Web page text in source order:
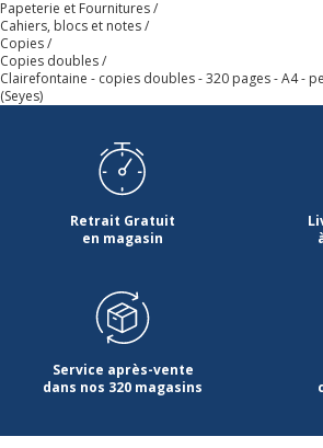
Papeterie et Fournitures
Cahiers, blocs et notes
Copies
Copies doubles
Clairefontaine - copies doubles - 320 pages - A4 -
(Seyes)
Retrait Gratuit
en magasin
Service après-vente
dans nos 320 magasins